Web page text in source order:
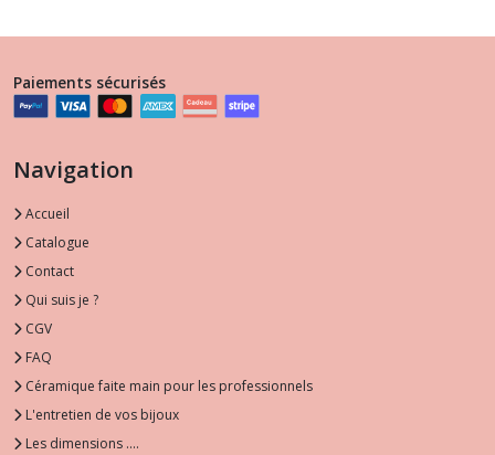
Paiements sécurisés
Navigation
Accueil
Catalogue
Contact
Qui suis je ?
CGV
FAQ
Céramique faite main pour les professionnels
L'entretien de vos bijoux
Les dimensions ....